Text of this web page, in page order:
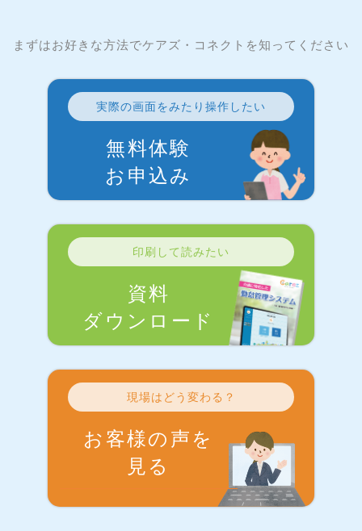
まずはお好きな方法でケアズ・コネクトを知ってください
実際の画面をみたり操作したい
無料体験
お申込み
印刷して読みたい
資料
ダウンロード
現場はどう変わる？
お客様の声を
見る